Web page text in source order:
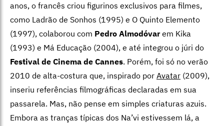
anos, o francês criou figurinos exclusivos para filmes,
como Ladrão de Sonhos (1995) e O Quinto Elemento
(1997), colaborou com Pedro Almodóvarem Kika
(1993) e Má Educação (2004), e até integrou o júri do
Festival de Cinema de Cannes. Porém, foi só no verão
2010 de alta-costura que, inspirado por Avatar (2009),
inseriu referências filmográficas declaradas em sua
passarela. Mas, não pense em simples criaturas azuis.
Embora as tranças típicas dos Na’vi estivessem lá, a